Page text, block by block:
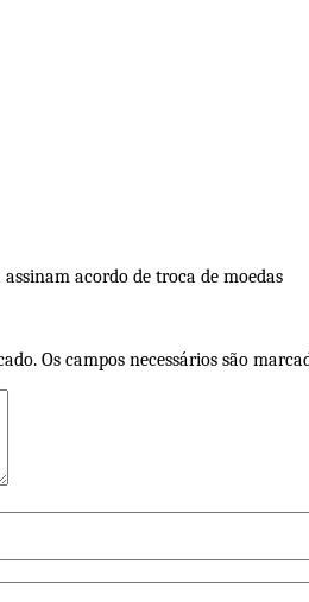
acordo de troca de moedas
Os campos necessários são